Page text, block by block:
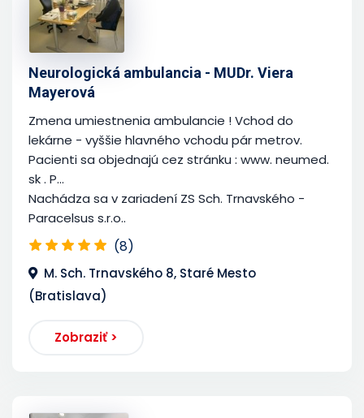
Neurologická ambulancia - MUDr. Viera
Mayerová
Zmena umiestnenia ambulancie ! Vchod do
lekárne - vyššie hlavného vchodu pár metrov.
Pacienti sa objednajú cez stránku : www. neumed.
sk . P...
Nachádza sa v zariadení ZS Sch. Trnavského -
Paracelsus s.r.o..
(8)
M. Sch. Trnavského 8, Staré Mesto
(Bratislava)
Zobraziť >